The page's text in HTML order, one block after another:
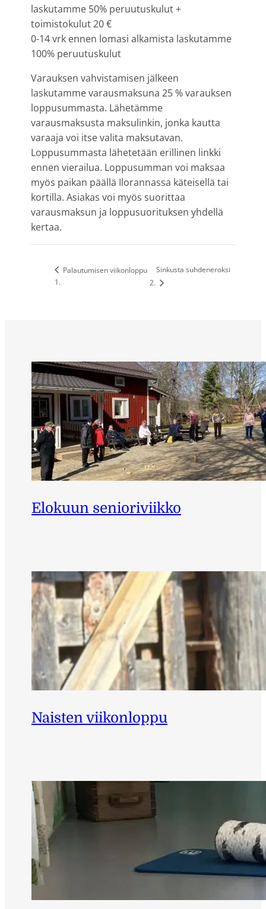
laskutamme 50% peruutuskulut +
toimistokulut 20 €
0-14 vrk ennen lomasi alkamista laskutamme
100% peruutuskulut
Varauksen vahvistamisen jälkeen
laskutamme varausmaksuna 25 % varauksen
loppusummasta. Lähetämme
varausmaksusta maksulinkin, jonka kautta
varaaja voi itse valita maksutavan.
Loppusummasta lähetetään erillinen linkki
ennen vierailua. Loppusumman voi maksaa
myös paikan päällä Ilorannassa käteisellä tai
kortilla. Asiakas voi myös suorittaa
varausmaksun ja loppusuorituksen yhdellä
kertaa.
Palautumisen viikonloppu
1.
Sinkusta suhdeneroksi
2.
Elokuun senioriviikko
Naisten viikonloppu